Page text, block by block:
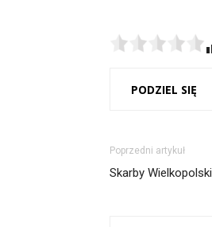
PODZIEL SIĘ
Poprzedni artykuł
Skarby